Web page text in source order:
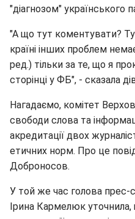
"діагнозом" українського
"А що тут коментувати?
країні інших проблем
ред.) тільки за те, що я
сторінці у ФБ", - сказала
Нагадаємо, комітет
свободи слова та
акредитації двох
етичних норм. Про це
Доброносов.
У той же час голова
Ірина Кармелюк